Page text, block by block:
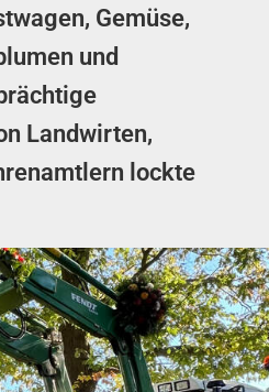
Gemüse,
und
Landwirten,
lockte